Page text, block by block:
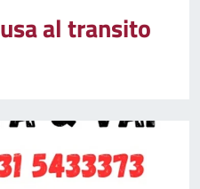
al transito